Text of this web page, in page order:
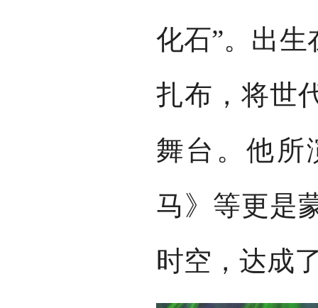
化石”。出
扎布，将世
舞台。他所
马》等更是
时空，达成